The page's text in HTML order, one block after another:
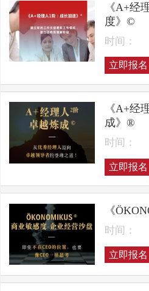
《A+经
度》©
时间：
立即报名
《A+经
成》®
时间：
立即报名
《
时间：
立即报名